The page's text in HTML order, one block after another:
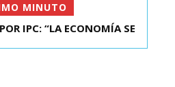
MINUTO
EL PRESIDENTE ELECTO DE
IPC: “LA ECONOMÍA SE